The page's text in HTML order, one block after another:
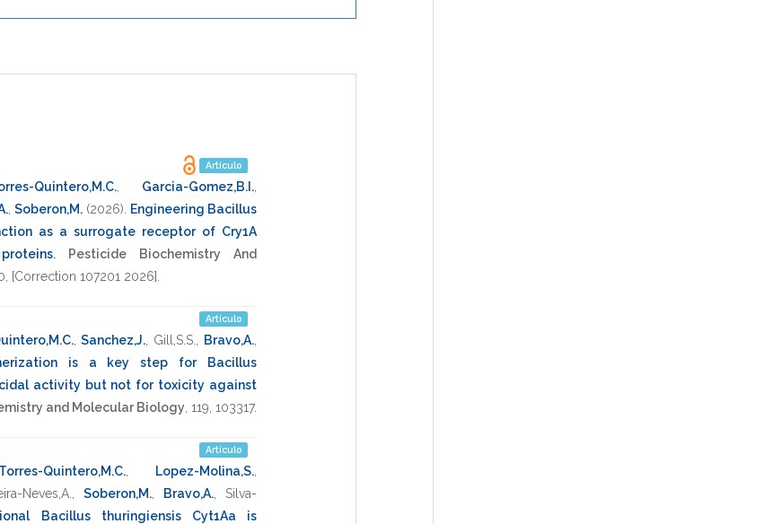
Artículo
Quintero,M.C., Garcia-Gomez,B.I.
Soberon,M. (2026)
Engineering Bacillus
as a surrogate receptor of Cry1A
.
Pesticide Biochemistry And
[Correction 107201 2026]
Artículo
,Sanchez,J. Gill,S.S. Bravo,A.
is a key step for Bacillus
activity but not for toxicity against
and Molecular Biology 119 103317.
Artículo
Torres-Quintero,M.C., Lopez-Molina,S.
Neves,A. Soberon,M. Bravo,A.
Silva-
Bacillus thuringiensis Cyt1Aa is